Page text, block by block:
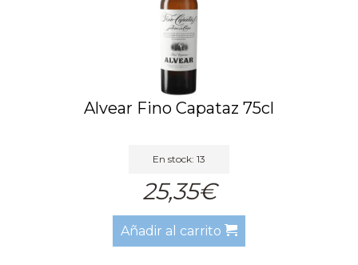
Alvear Fino Capataz 75cl
En stock: 13
25,35€
Añadir al carrito